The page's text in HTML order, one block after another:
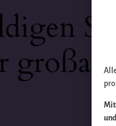
Mit